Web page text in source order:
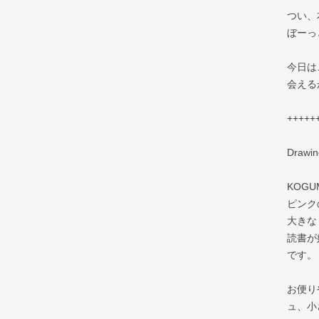
つい
ぼー
今日
会え
ピン
大き
読書
です。
お便
ュ、